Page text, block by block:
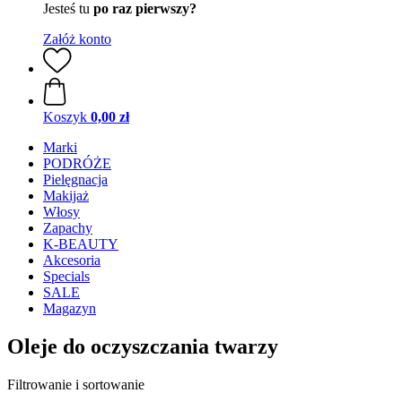
Jesteś tu po raz pierwszy?
Załóż konto
Koszyk 0,00 zł
Marki
PODRÓŻE
Pielęgnacja
Makijaż
Włosy
Zapachy
K-BEAUTY
Akcesoria
Specials
SALE
Magazyn
Oleje do oczyszczania twarzy
Filtrowanie i sortowanie